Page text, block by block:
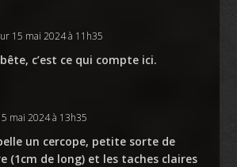
15 mai 2024 à 11h35
c’est ce qui compte ici.
mai 2024 à 13h35
un cercope, petite sorte de
(1cm de long) et les taches claires